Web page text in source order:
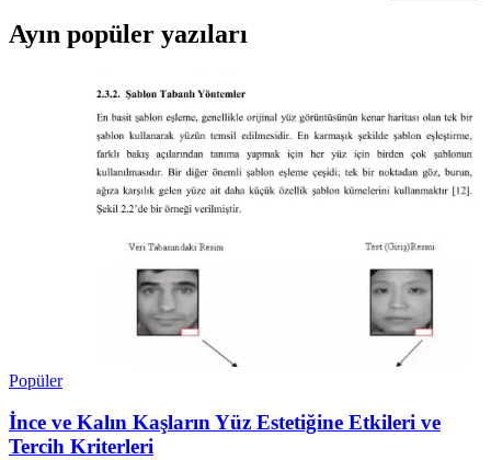
Ayın popüler yazıları
Popüler
İnce ve Kalın Kaşların Yüz Estetiğine Etkileri ve
Tercih Kriterleri